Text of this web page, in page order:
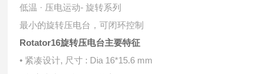
低温 · 压电运动- 旋转系列
最⼩的旋转压电台，可闭环控制
Rotator16旋转压电台主要特征
• 紧凑设计, 尺⼨ : Dia 16*15.6 mm